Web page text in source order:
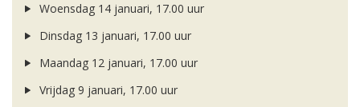
Woensdag 14 januari, 17.00 uur
Dinsdag 13 januari, 17.00 uur
Maandag 12 januari, 17.00 uur
Vrijdag 9 januari, 17.00 uur